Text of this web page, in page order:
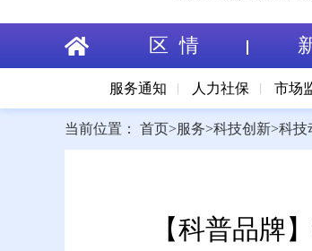
区 情
服务通知 人力社保 市场
当前位置： 首页>服务>科技创新>科技
【科普品牌